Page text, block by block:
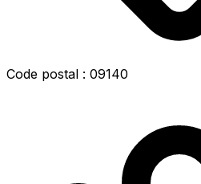
Code postal : 09140